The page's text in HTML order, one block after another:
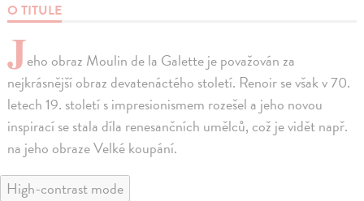
O TITULE
Jeho obraz Moulin de la Galette je považován za
nejkrásnější obraz devatenáctého století. Renoir se však v 70.
letech 19. století s impresionismem rozešel a jeho novou
inspirací se stala díla renesančních umělců, což je vidět např.
na jeho obraze Velké koupání.
High-contrast mode